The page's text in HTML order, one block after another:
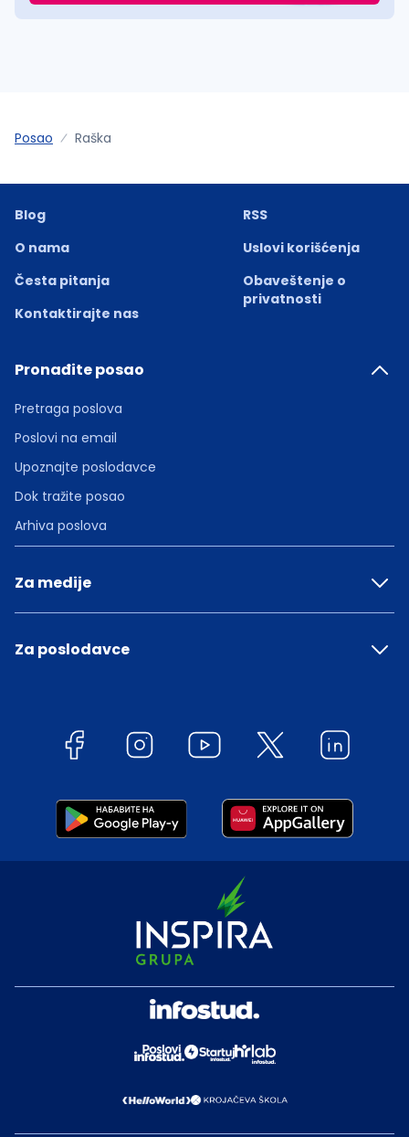
Posao Raška
Blog
O nama
Česta pitanja
Kontaktirajte nas
RSS
Uslovi korišćenja
Obaveštenje o
privatnosti
Pronađite posao
Pretraga poslova
Poslovi na email
Upoznajte poslodavce
Dok tražite posao
Arhiva poslova
Za medije
Za poslodavce